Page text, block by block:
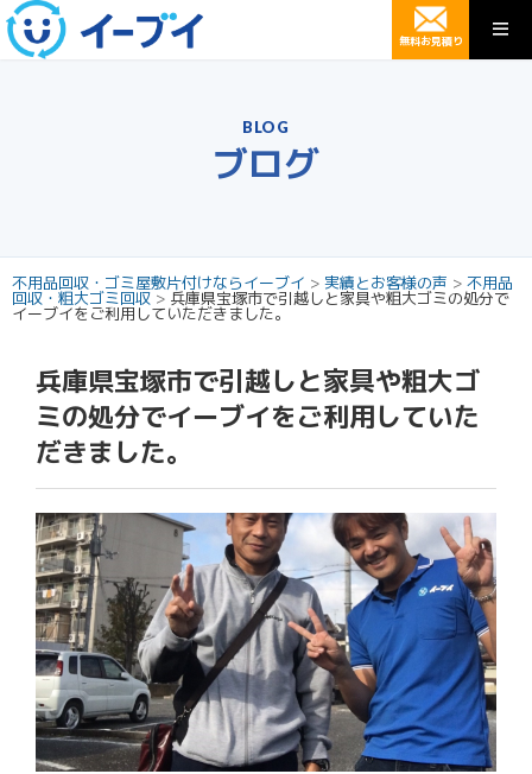
無料お見積り
BLOG
ブログ
不用品回収・ゴミ屋敷片付けならイーブイ > 実績とお客様の声 > 不用品
回収・粗大ゴミ回収 > 兵庫県宝塚市で引越しと家具や粗大ゴミの処分で
イーブイをご利用していただきました。
兵庫県宝塚市で引越しと家具や粗大ゴ
ミの処分でイーブイをご利用していた
だきました。